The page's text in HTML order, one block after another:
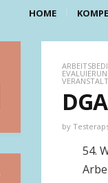
HOME
by
54.